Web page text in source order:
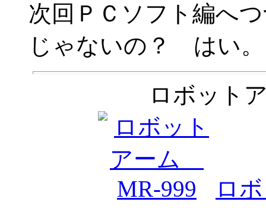
次回ＰＣソフト編へ
じゃないの？ はい
ロボット
ロ